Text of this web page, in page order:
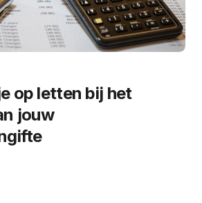
op letten bij het
jouw